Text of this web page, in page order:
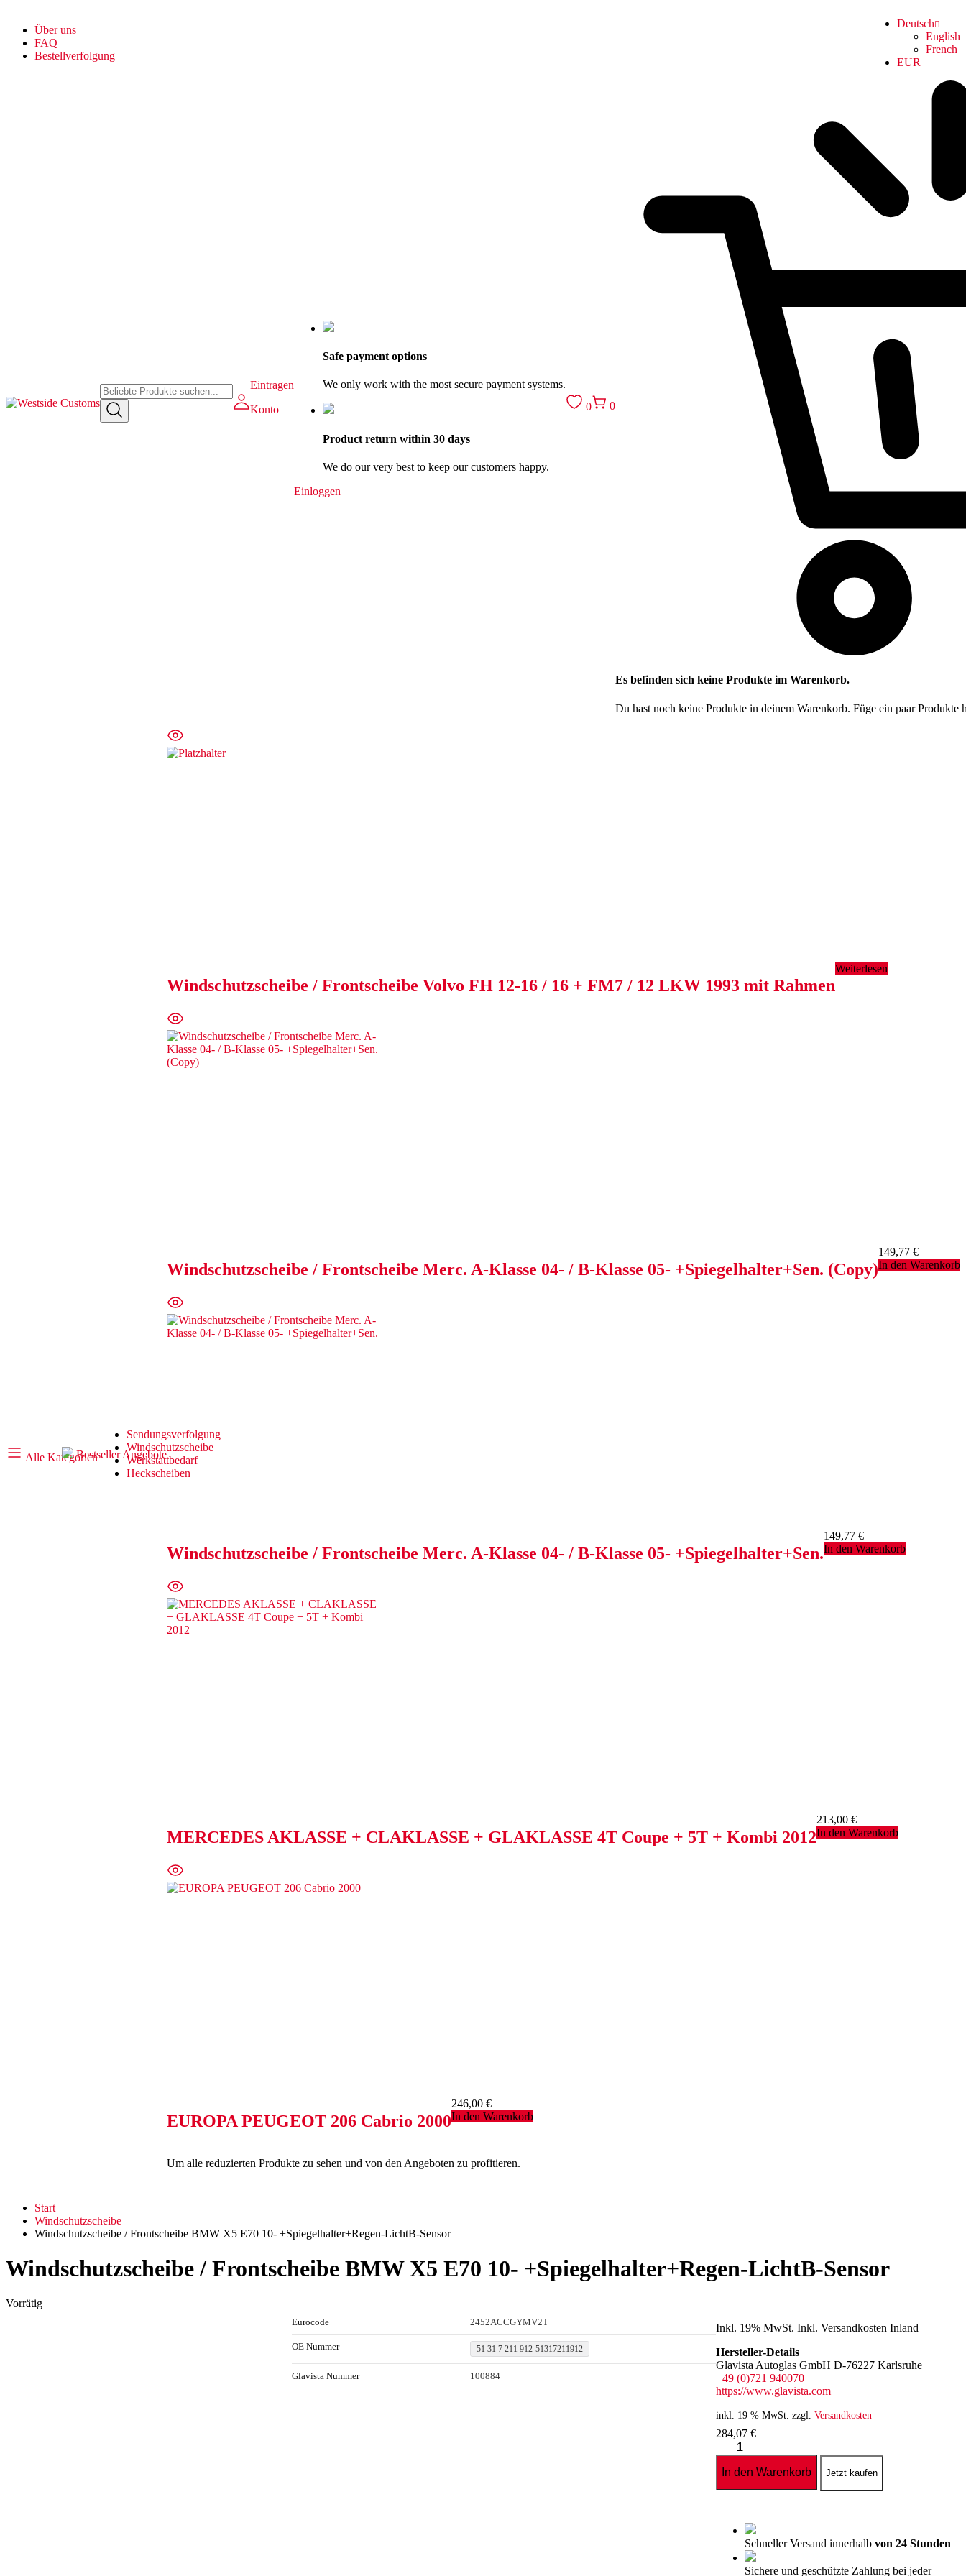
Über uns
FAQ
Bestellverfolgung
Deutsch
English
French
EUR
Eintragen
Konto
Safe payment options
We only work with the most secure payment systems.
Product return within 30 days
We do our very best to keep our customers happy.
Einloggen
0 0
Es befinden sich keine Produkte im Warenkorb.
Du hast noch keine Produkte in deinem Warenkorb. Füge ein paar Produkte
Alle Kategorien
Sendungsverfolgung
Windschutzscheibe
Werkstattbedarf
Heckscheiben
BestsellerAngebote
Windschutzscheibe / Frontscheibe Volvo FH 12-16 / 16 + FM7 / 12 LKW 1993 mit Rahmen
Weiterlesen
Windschutzscheibe / Frontscheibe Merc. A-Klasse 04- / B-Klasse 05- +Spiegelhalter+Sen. (Copy)
149,77 €
In den Warenkorb
Windschutzscheibe / Frontscheibe Merc. A-Klasse 04- / B-Klasse 05- +Spiegelhalter+Sen.
149,77 €
In den Warenkorb
MERCEDES AKLASSE + CLAKLASSE + GLAKLASSE 4T Coupe + 5T + Kombi 2012
213,00 €
In den Warenkorb
EUROPA PEUGEOT 206 Cabrio 2000
246,00 €
In den Warenkorb
Um alle reduzierten Produkte zu sehen und von den Angeboten zu profitieren.
Start
Windschutzscheibe
Windschutzscheibe / Frontscheibe BMW X5 E70 10- +Spiegelhalter+Regen-LichtB-Sensor
Windschutzscheibe / Frontscheibe BMW X5 E70 10- +Spiegelhalter+Regen-LichtB-Sensor
Vorrätig
Eurocode 2452ACCGYMV2T
OE Nummer 51 31 7 211 912-51317211912
Glavista Nummer 100884
Inkl. 19% MwSt. Inkl. Versandkosten Inland
Hersteller-Details
Glavista Autoglas GmbH D-76227 Karlsruhe
+49 (0)721 940070
https://www.glavista.com
inkl. 19 % MwSt. zzgl. Versandkosten
284,07 €
Windschutzscheibe
/
Frontscheibe
BMW
X5
+Spiegelhalter+Regen-
LichtB-
Menge
In den Warenkorb Jetzt kaufen
Schneller Versand innerhalb von 24 Stunden
Sichere und geschützte Zahlung bei jeder